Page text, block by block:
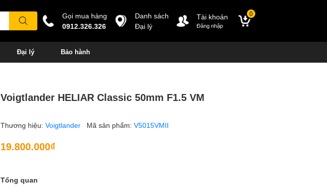
Gọi mua hàng
0912.326.326
Danh sách
Đại lý
Tài khoản
Đăng nhập
0
Đại lý Bảo hành
Voigtlander HELIAR Classic 50mm F1.5 VM
Thương hiệu: Voigtlander Mã sản phẩm: V5015VMII
19.800.000₫
Tổng quan